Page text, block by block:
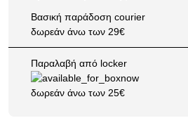
Βασική παράδοση courier
δωρεάν άνω των 29€
Παραλαβή από locker
δωρεάν άνω των 25€